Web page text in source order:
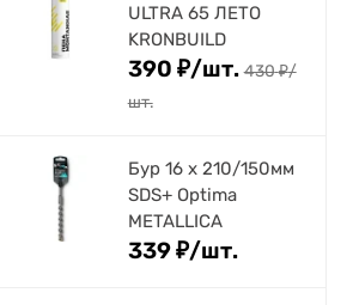
ULTRA 65 ЛЕТО
KRONBUILD
390 ₽/шт. 430₽/
шт.
Бур 16 х 210/150мм
SDS+ Optima
METALLICA
339₽/шт.